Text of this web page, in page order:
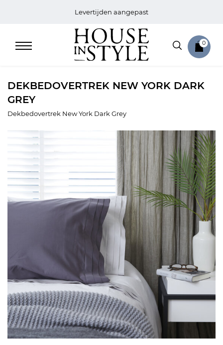
Levertijden aangepast
0
Home
Sale
Sale
Mijn
Account
DEKBEDOVERTREK NEW YORK DARK
GREY
Dekbedovertrek New York Dark Grey